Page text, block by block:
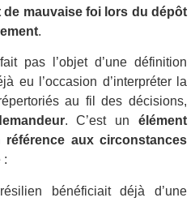
de mauvaise foi lors du dépôt
.
pas l’objet d’une définition
eu l’occasion d’interpréter la
au fil des décisions,
. C’est unélément
aux circonstances
:
bénéficiait déjà d’une